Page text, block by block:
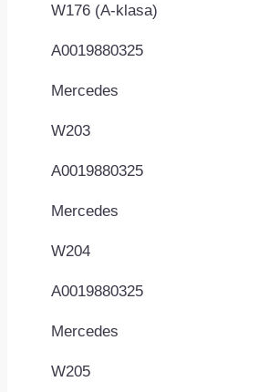
W176 (A-klasa)
A0019880325
Mercedes
W203
A0019880325
Mercedes
W204
A0019880325
Mercedes
W205